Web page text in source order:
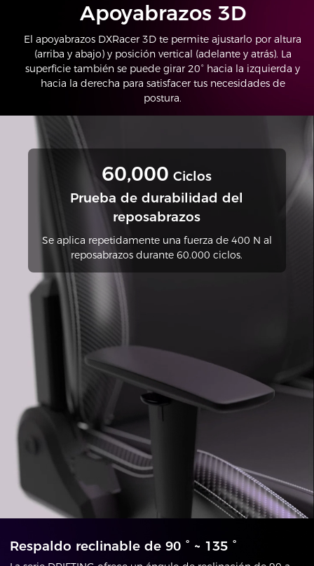
Apoyabrazos 3D
El apoyabrazos DXRacer 3D te permite ajustarlo por altura
(arriba y abajo) y posición vertical (adelante y atrás). La
superficie también se puede girar 20° hacia la izquierda y
hacia la derecha para satisfacer tus necesidades de
postura.
60,000 Ciclos
Prueba de durabilidad del
reposabrazos
Se aplica repetidamente una fuerza de 400 N al
reposabrazos durante 60.000 ciclos.
Respaldo reclinable de 90 ° ~ 135 °